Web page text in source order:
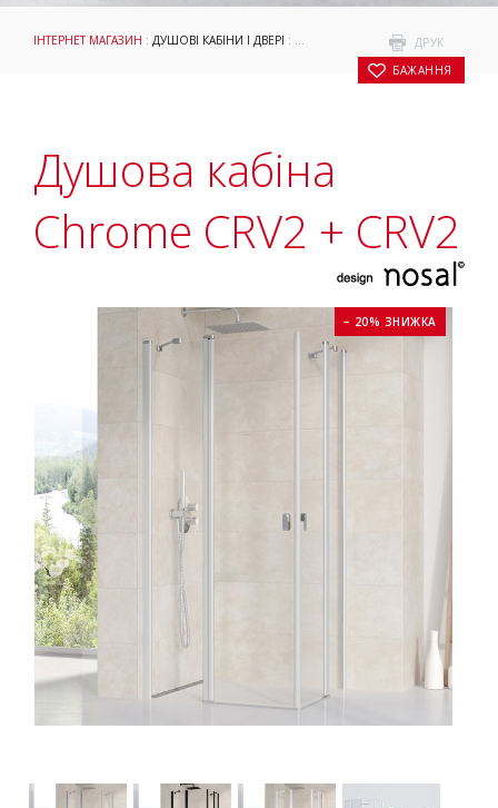
ДРУК
БАЖАННЯ
ІНТЕРНЕТ МАГАЗИН : ДУШОВІ КАБІНИ І ДВЕРІ : ПРИЙМАННЯ ДУШУ : ДУШОВА
Душова кабіна
Chrome CRV2 + CRV2
− 20% ЗНИЖКА